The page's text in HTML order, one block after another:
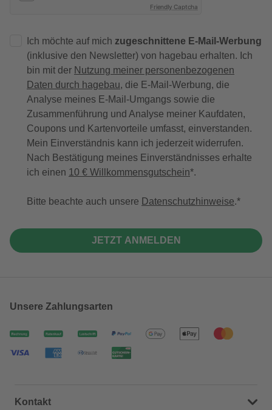
Friendly Captcha
Ich möchte auf mich zugeschnittene E-Mail-Werbung
(inklusive den Newsletter) von hagebau erhalten. Ich
bin mit der Nutzung meiner personenbezogenen
Daten durch hagebau, die E-Mail-Werbung, die
Analyse meines E-Mail-Umgangs sowie die
Zusammenführung und Analyse meiner Kaufdaten,
Coupons und Kartenvorteile umfasst, einverstanden.
Mein Einverständnis kann ich jederzeit widerrufen.
Nach Bestätigung meines Einverständnisses erhalte
ich einen 10 € Willkommensgutschein*.
Bitte beachte auch unsere Datenschutzhinweise.
JETZT ANMELDEN
Unsere Zahlungsarten
Kontakt